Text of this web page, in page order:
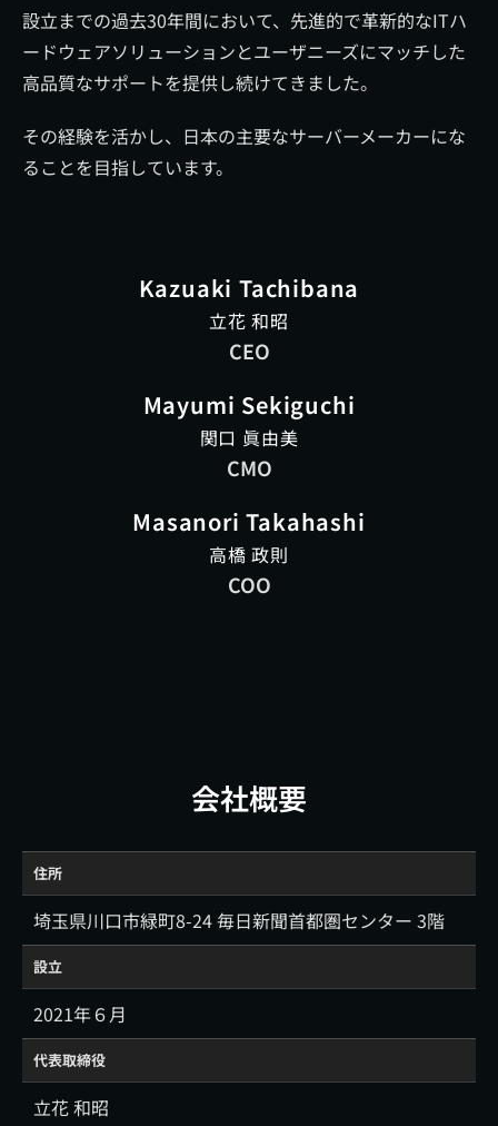
設立までの過去30年間において、先進的で革新的なITハ
ードウェアソリューションとユーザニーズにマッチした
高品質なサポートを提供し続けてきました。
その経験を活かし、日本の主要なサーバーメーカーにな
ることを目指しています。
Masanori Takahashi
高橋 政則
COO
Kazuaki Tachibana
立花 和昭
CEO
Mayumi Sekiguchi
関口 眞由美
CMO
会社概要
住所
埼玉県川口市緑町8-24 毎日新聞首都圏センター 3階
設立
2021年６月
代表取締役
立花 和昭